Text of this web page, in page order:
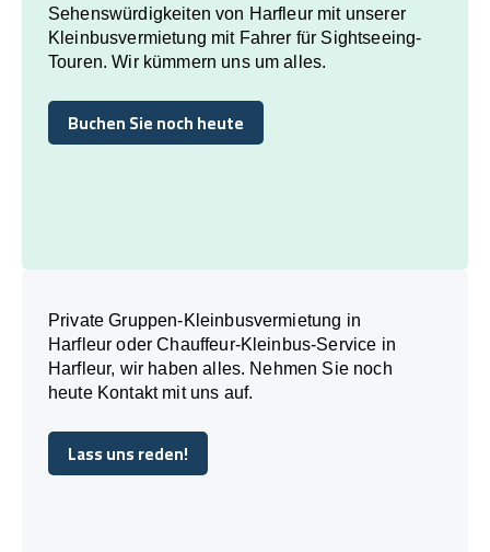
Sehenswürdigkeiten von Harfleur mit unserer
Kleinbusvermietung mit Fahrer für Sightseeing-
Touren. Wir kümmern uns um alles.
Buchen Sie noch heute
Buchen Sie noch heute
Private Gruppen-Kleinbusvermietung in
Harfleur oder Chauffeur-Kleinbus-Service in
Harfleur, wir haben alles. Nehmen Sie noch
heute Kontakt mit uns auf.
Lass uns reden!
Lass uns reden!